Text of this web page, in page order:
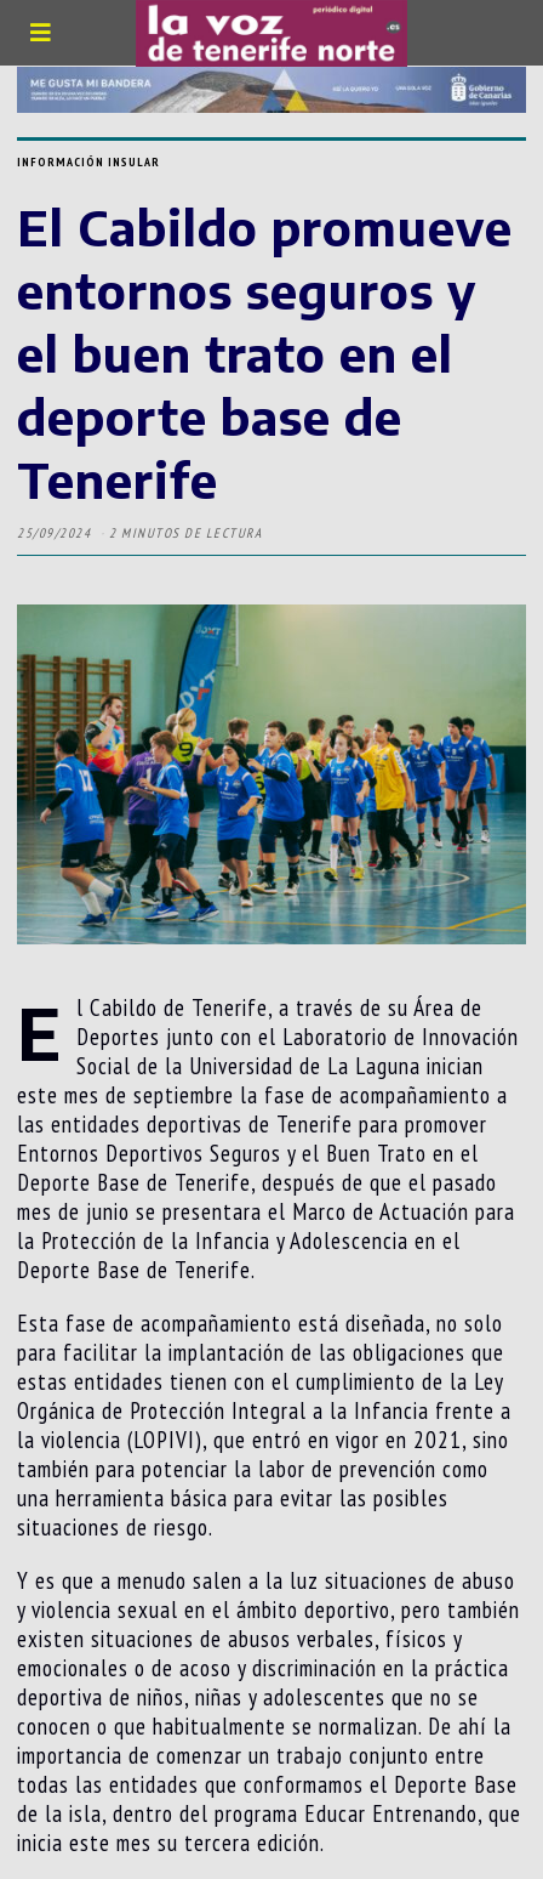
INFORMACIÓN INSULAR
El Cabildo promueve
entornos seguros y
el buen trato en el
deporte base de
Tenerife
25/09/2024 2 MINUTOS DE LECTURA
E
l Cabildo de Tenerife, a través de su Área de
Deportes junto con el Laboratorio de Innovación
Social de la Universidad de La Laguna inician
este mes de septiembre la fase de acompañamiento a
las entidades deportivas de Tenerife para promover
Entornos Deportivos Seguros y el Buen Trato en el
Deporte Base de Tenerife, después de que el pasado
mes de junio se presentara el Marco de Actuación para
la Protección de la Infancia y Adolescencia en el
Deporte Base de Tenerife.
Esta fase de acompañamiento está diseñada, no solo
para facilitar la implantación de las obligaciones que
estas entidades tienen con el cumplimiento de la Ley
Orgánica de Protección Integral a la Infancia frente a
la violencia (LOPIVI), que entró en vigor en 2021, sino
también para potenciar la labor de prevención como
una herramienta básica para evitar las posibles
situaciones de riesgo.
Y es que a menudo salen a la luz situaciones de abuso
y violencia sexual en el ámbito deportivo, pero también
existen situaciones de abusos verbales, físicos y
emocionales o de acoso y discriminación en la práctica
deportiva de niños, niñas y adolescentes que no se
conocen o que habitualmente se normalizan. De ahí la
importancia de comenzar un trabajo conjunto entre
todas las entidades que conformamos el Deporte Base
de la isla, dentro del programa Educar Entrenando, que
inicia este mes su tercera edición.